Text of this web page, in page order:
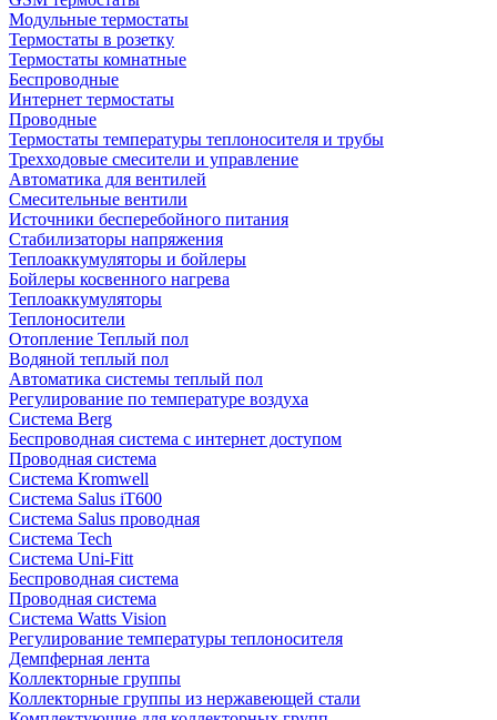
Модульные термостаты
Термостаты в розетку
Термостаты комнатные
Беспроводные
Интернет термостаты
Проводные
Термостаты температуры теплоносителя и трубы
Трехходовые смесители и управление
Автоматика для вентилей
Смесительные вентили
Источники бесперебойного питания
Стабилизаторы напряжения
Теплоаккумуляторы и бойлеры
Бойлеры косвенного нагрева
Теплоаккумуляторы
Теплоносители
Отопление Теплый пол
Водяной теплый пол
Автоматика системы теплый пол
Регулирование по температуре воздуха
Система Berg
Беспроводная система с интернет доступом
Проводная система
Система Kromwell
Система Salus iT600
Система Salus проводная
Система Tech
Система Uni-Fitt
Беспроводная система
Проводная система
Система Watts Vision
Регулирование температуры теплоносителя
Демпферная лента
Коллекторные группы
Коллекторные группы из нержавеющей стали